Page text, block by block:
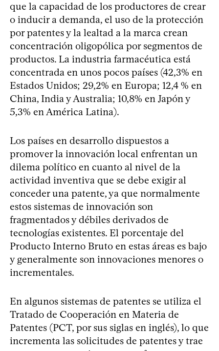
que la capacidad de los productores de crear
o inducir a demanda, el uso de la protección
por patentes y la lealtad a la marca crean
concentración oligopólica por segmentos de
productos. La industria farmacéutica está
concentrada en unos pocos países (42,3% en
Estados Unidos; 29,2% en Europa; 12,4 % en
China, India y Australia; 10,8% en Japón y
5,3% en América Latina).
Los países en desarrollo dispuestos a
promover la innovación local enfrentan un
dilema político en cuanto al nivel de la
actividad inventiva que se debe exigir al
conceder una patente, ya que normalmente
estos sistemas de innovación son
fragmentados y débiles derivados de
tecnologías existentes. El porcentaje del
Producto Interno Bruto en estas áreas es bajo
y generalmente son innovaciones menores o
incrementales.
En algunos sistemas de patentes se utiliza el
Tratado de Cooperación en Materia de
Patentes (PCT, por sus siglas en inglés), lo que
incrementa las solicitudes de patentes y trae